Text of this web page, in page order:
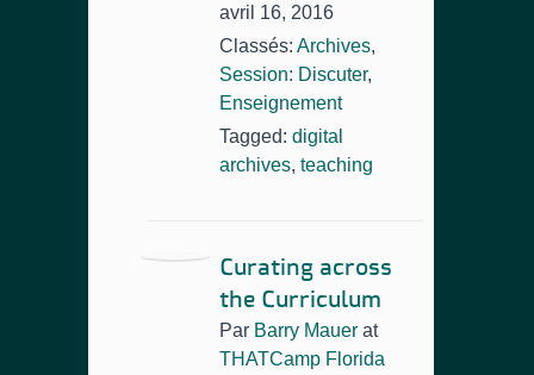
avril 16, 2016
Classés: Archives,
Session: Discuter,
Enseignement
Tagged: digital
archives, teaching
Curating across
the Curriculum
Par Barry Mauer at
THATCamp Florida